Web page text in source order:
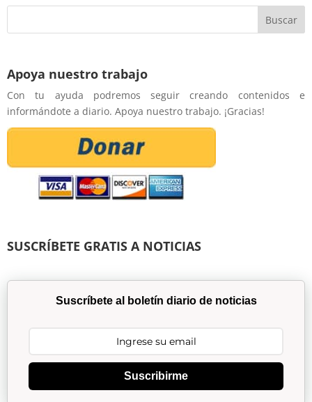
Apoya nuestro trabajo
Con tu ayuda podremos seguir creando contenidos e
informándote a diario. Apoya nuestro trabajo. ¡Gracias!
SUSCRÍBETE GRATIS A NOTICIAS
Suscríbete al boletín diario de noticias
Suscribirme